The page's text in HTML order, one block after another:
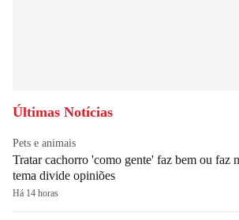
Últimas Notícias
Pets e animais
Tratar cachorro 'como gente' faz bem ou faz
tema divide opiniões
Há 14 horas